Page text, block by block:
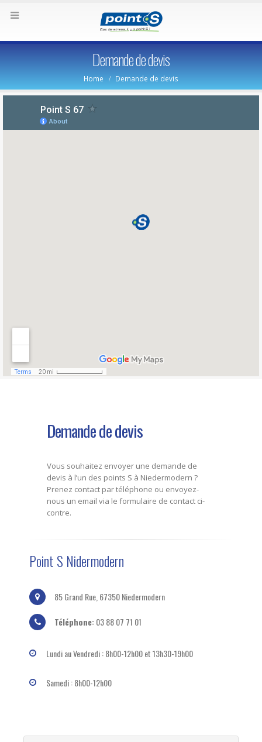
Demande de devis
Home Demande de devis
Demande de devis
Vous souhaitez envoyer une demande de
devis à l’un des points S à Niedermodern ?
Prenez contact par téléphone ou envoyez-
nous un email via le formulaire de contact ci-
contre.
Point S Nidermodern
85 Grand Rue, 67350 Niedermodern
Téléphone:03 88 07 71 01
Lundi au Vendredi : 8h00-12h00 et 13h30-19h00
Samedi : 8h00-12h00